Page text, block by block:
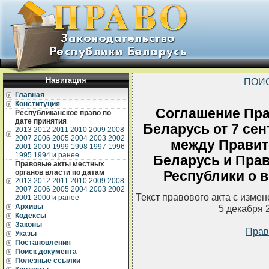
Навигация
Главная
Конституция
Республиканское право по
дате принятия
2013 2012 2011 2010 2009 2008
2007 2006 2005 2004 2003 2002
2001 2000 1999 1998 1997 1996
1995 1994 и ранее
Правовые акты местных
органов власти по датам
2013 2012 2011 2010 2009 2008
2007 2006 2005 2004 2003 2002
2001 2000 и ранее
Архивы
Кодексы
Законы
Указы
Постановления
Поиск документа
Полезные ссылки
Соглашение
Беларусь от 7
между
Беларусь и
Республики о
Текст правового акта с
5 декабря